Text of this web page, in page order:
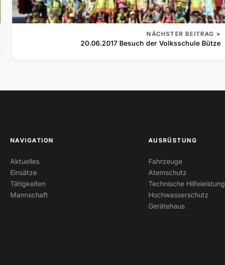
NÄCHSTER BEITRAG »
20.06.2017 Besuch der Volksschule Bütze
NAVIGATION
Aktuelles
Einsätze
Tätigkeiten
Mannschaft
AUSRÜSTUNG
Fahrzeuge
Atemschutz
Technische Hilfeleistung
Hochwasserschutz
Gerätehaus